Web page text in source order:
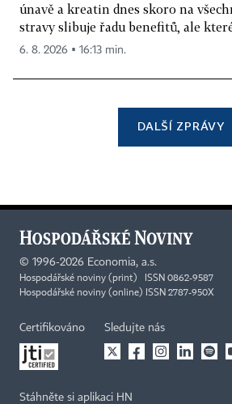
únavě a kreatin dnes skoro na
stravy slibuje řadu benefitů, ale
6. 8. 2026 ▪ 16:13 min.
DALŠÍ ZPRÁVY
© 1996-2026 Economia, a.s.
Hospodářské noviny (print) ISSN 0862-9587
Hospodářské noviny (online) ISSN 2787-950X
Certifikováno Sledujte nás
Stáhněte si aplikaci HN